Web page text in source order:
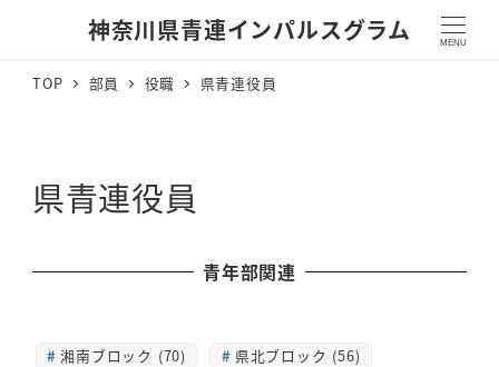
神奈川県青連インパルスグラム MENU
TOP 部員 役職 県青連役員
県青連役員
青年部関連
湘南ブロック (70)
県北ブロック (56)